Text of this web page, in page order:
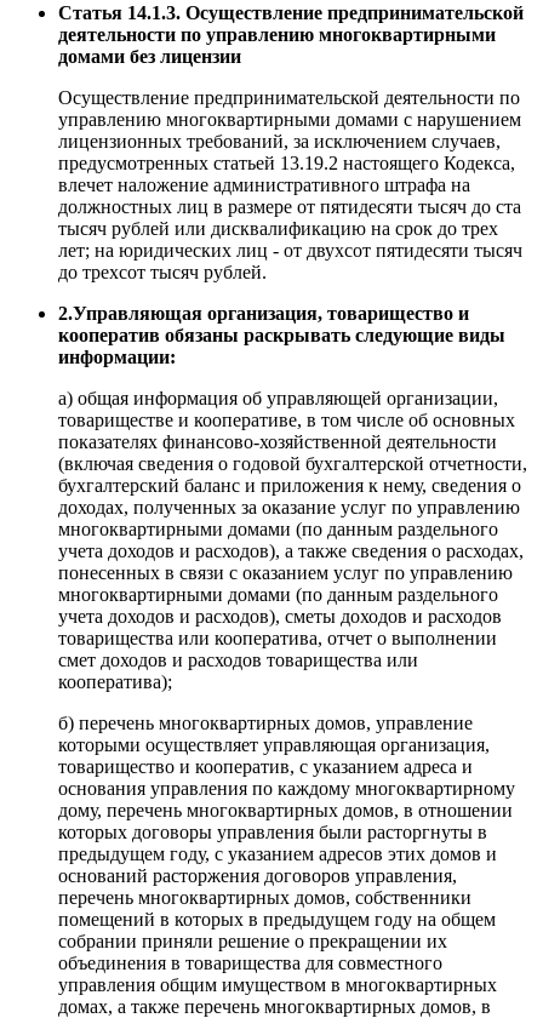
Статья 14.1.3. Осуществление предпринимательской
деятельности по управлению многоквартирными
домами без лицензии
Осуществление предпринимательской деятельности по
управлению многоквартирными домами с нарушением
лицензионных требований, за исключением случаев,
предусмотренных статьей 13.19.2 настоящего Кодекса,
влечет наложение административного штрафа на
должностных лиц в размере от пятидесяти тысяч до ста
тысяч рублей или дисквалификацию на срок до трех
лет; на юридических лиц - от двухсот пятидесяти тысяч
до трехсот тысяч рублей.
2.Управляющая организация, товарищество и
кооператив обязаны раскрывать следующие виды
информации:
а) общая информация об управляющей организации,
товариществе и кооперативе, в том числе об основных
показателях финансово-хозяйственной деятельности
(включая сведения о годовой бухгалтерской отчетности,
бухгалтерский баланс и приложения к нему, сведения о
доходах, полученных за оказание услуг по управлению
многоквартирными домами (по данным раздельного
учета доходов и расходов), а также сведения о расходах,
понесенных в связи с оказанием услуг по управлению
многоквартирными домами (по данным раздельного
учета доходов и расходов), сметы доходов и расходов
товарищества или кооператива, отчет о выполнении
смет доходов и расходов товарищества или
кооператива);
б) перечень многоквартирных домов, управление
которыми осуществляет управляющая организация,
товарищество и кооператив, с указанием адреса и
основания управления по каждому многоквартирному
дому, перечень многоквартирных домов, в отношении
которых договоры управления были расторгнуты в
предыдущем году, с указанием адресов этих домов и
оснований расторжения договоров управления,
перечень многоквартирных домов, собственники
помещений в которых в предыдущем году на общем
собрании приняли решение о прекращении их
объединения в товарищества для совместного
управления общим имуществом в многоквартирных
домах, а также перечень многоквартирных домов, в